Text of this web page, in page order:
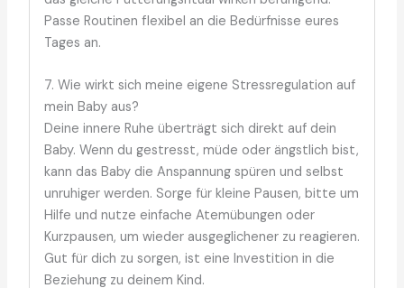
Passe Routinen flexibel an die Bedürfnisse eures
Tages an.
7. Wie wirkt sich meine eigene Stressregulation auf
mein Baby aus?
Deine innere Ruhe überträgt sich direkt auf dein
Baby. Wenn du gestresst, müde oder ängstlich bist,
kann das Baby die Anspannung spüren und selbst
unruhiger werden. Sorge für kleine Pausen, bitte um
Hilfe und nutze einfache Atemübungen oder
Kurzpausen, um wieder ausgeglichener zu reagieren.
Gut für dich zu sorgen, ist eine Investition in die
Beziehung zu deinem Kind.